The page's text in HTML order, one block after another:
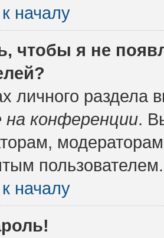
началу
чтобы я не
личного
на конференции.
пользователем.
началу